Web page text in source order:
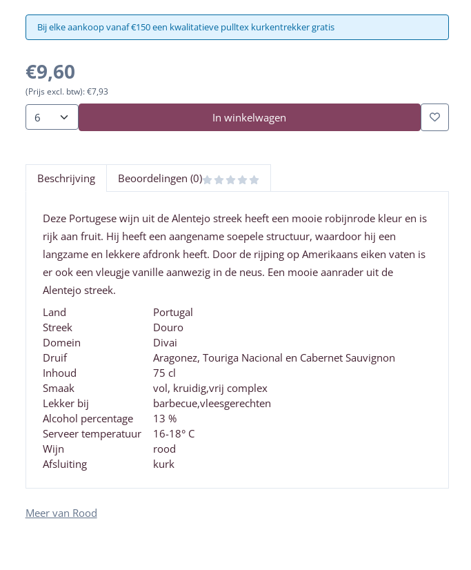
Bij elke aankoop vanaf €150 een kwalitatieve pulltex kurkentrekker gratis
€9,60
(Prijs excl. btw): €7,93
Aantal In winkelwagen
Beschrijving Beoordelingen (0)
Deze Portugese wijn uit de Alentejo streek heeft een mooie robijnrode kleur en is
rijk aan fruit. Hij heeft een aangename soepele structuur, waardoor hij een
langzame en lekkere afdronk heeft. Door de rijping op Amerikaans eiken vaten is
er ook een vleugje vanille aanwezig in de neus. Een mooie aanrader uit de
Alentejo streek.
Land
Portugal
Streek
Douro
Domein
Divai
Druif
Aragonez, Touriga Nacional en Cabernet Sauvignon
Inhoud
75 cl
Smaak
vol, kruidig,vrij complex
Lekker bij
barbecue,vleesgerechten
Alcohol percentage
13 %
Serveer temperatuur
16-18° C
Wijn
rood
Afsluiting
kurk
Meer van Rood